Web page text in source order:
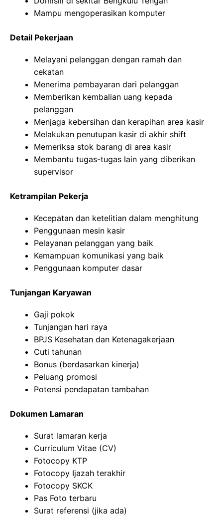
Mampu mengoperasikan komputer
Detail Pekerjaan
Melayani pelanggan dengan ramah dan
cekatan
Menerima pembayaran dari pelanggan
Memberikan kembalian uang kepada
pelanggan
Menjaga kebersihan dan kerapihan area kasir
Melakukan penutupan kasir di akhir shift
Memeriksa stok barang di area kasir
Membantu tugas-tugas lain yang diberikan
supervisor
Ketrampilan Pekerja
Kecepatan dan ketelitian dalam menghitung
Penggunaan mesin kasir
Pelayanan pelanggan yang baik
Kemampuan komunikasi yang baik
Penggunaan komputer dasar
Tunjangan Karyawan
Gaji pokok
Tunjangan hari raya
BPJS Kesehatan dan Ketenagakerjaan
Cuti tahunan
Bonus (berdasarkan kinerja)
Peluang promosi
Potensi pendapatan tambahan
Dokumen Lamaran
Surat lamaran kerja
Curriculum Vitae (CV)
Fotocopy KTP
Fotocopy Ijazah terakhir
Fotocopy SKCK
Pas Foto terbaru
Surat referensi (jika ada)